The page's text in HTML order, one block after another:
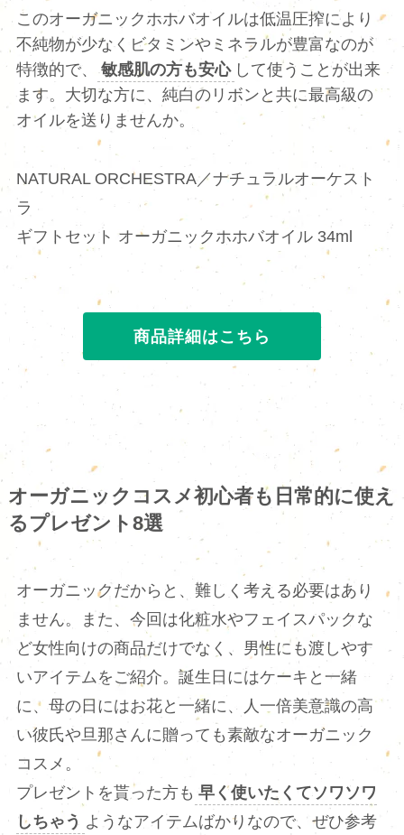
このオーガニックホホバオイルは低温圧搾により
不純物が少なくビタミンやミネラルが豊富なのが
特徴的で、
敏感肌の方も安心 して使うことが出来
ます。大切な方に、純白のリボンと共に最高級の
オイルを送りませんか。
NATURAL ORCHESTRA／ナチュラルオーケスト
ラ
ギフトセット オーガニックホホバオイル 34ml
商品詳細はこちら
オーガニックコスメ初心者も日常的に使え
るプレゼント8選
オーガニックだからと、難しく考える必要はあり
ません。また、今回は化粧水やフェイスパックな
ど女性向けの商品だけでなく、男性にも渡しやす
いアイテムをご紹介。誕生日にはケーキと一緒
に、母の日にはお花と一緒に、人一倍美意識の高
い彼氏や旦那さんに贈っても素敵なオーガニック
コスメ。
プレゼントを貰った方も 早く使いたくてソワソワ
しちゃう ようなアイテムばかりなので、ぜひ参考